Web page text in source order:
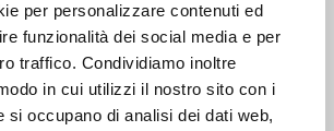
per personalizzare contenuti ed
funzionalità dei social media e per
traffico. Condividiamo inoltre
in cui utilizzi il nostro sito con i
si occupano di analisi dei dati web,